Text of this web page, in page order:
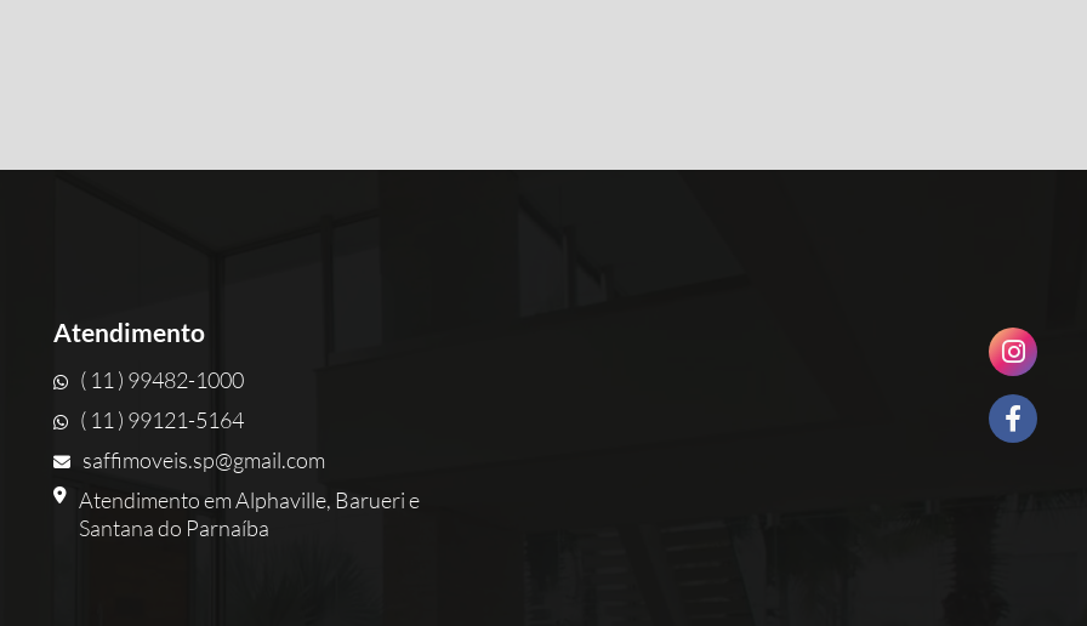
Atendimento
( 11 ) 99482-1000
( 11 ) 99121-5164
saffimoveis.sp@gmail.com
Atendimento em Alphaville, Barueri e
Santana do Parnaíba